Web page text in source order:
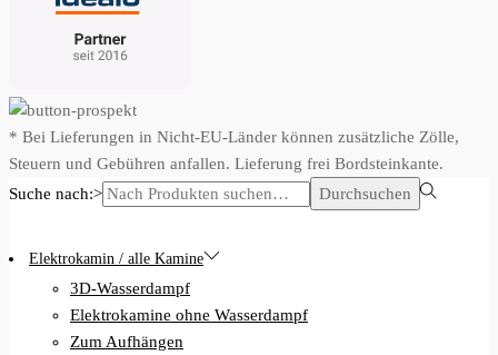
* Bei Lieferungen in Nicht-EU-Länder können zusätzliche Zölle,
Steuern und Gebühren anfallen. Lieferung frei Bordsteinkante.
Suche nach:>
Durchsuchen
Elektrokamin / alle Kamine
3D-Wasserdampf
Elektrokamine ohne Wasserdampf
Zum Aufhängen